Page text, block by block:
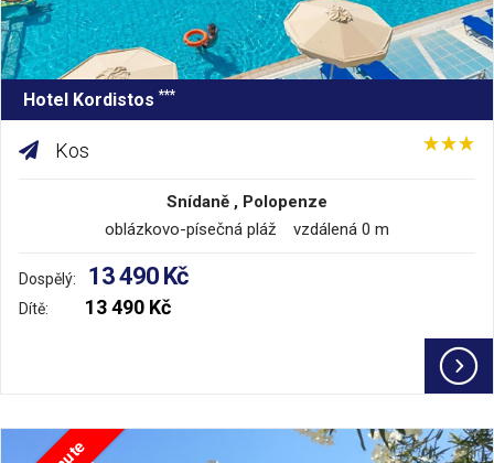
Hotel Kordistos ***
Kos
Snídaně , Polopenze
oblázkovo-písečná pláž vzdálená 0 m
Dospělý: 13 490 Kč
Dítě: 13 490 Kč